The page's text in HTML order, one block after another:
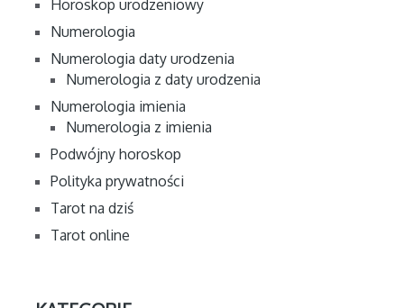
Horoskop urodzeniowy
Numerologia
Numerologia daty urodzenia
Numerologia z daty urodzenia
Numerologia imienia
Numerologia z imienia
Podwójny horoskop
Polityka prywatności
Tarot na dziś
Tarot online